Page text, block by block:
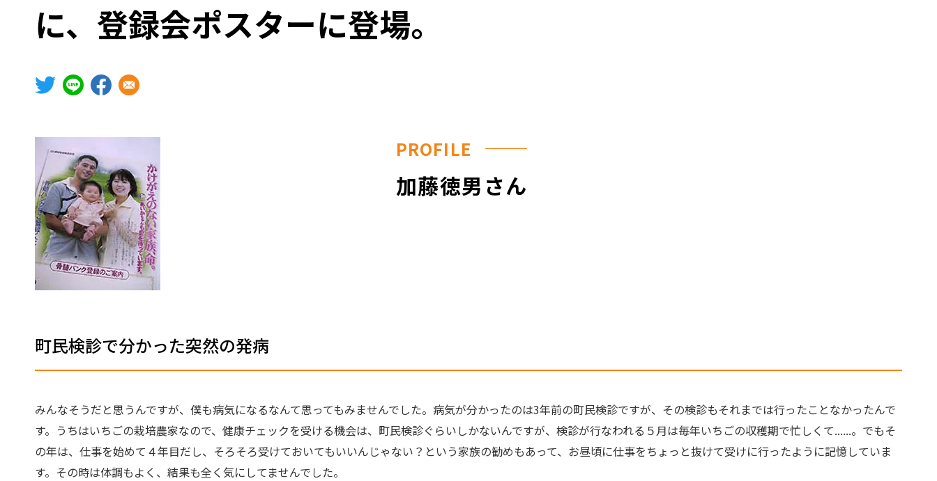
に、登録会ポスターに登場。
PROFILE
加藤徳男さん
町民検診で分かった突然の発病
みんなそうだと思うんですが、僕も病気になるなんて思ってもみませんでした。病気が分かったのは3年前の町民検診ですが、その検診もそれまでは行ったことなかったんで
す。うちはいちごの栽培農家なので、健康チェックを受ける機会は、町民検診ぐらいしかないんですが、検診が行なわれる５月は毎年いちごの収穫期で忙しくて......。でもそ
の年は、仕事を始めて４年目だし、そろそろ受けておいてもいいんじゃない？という家族の勧めもあって、お昼頃に仕事をちょっと抜けて受けに行ったように記憶していま
す。その時は体調もよく、結果も全く気にしてませんでした。